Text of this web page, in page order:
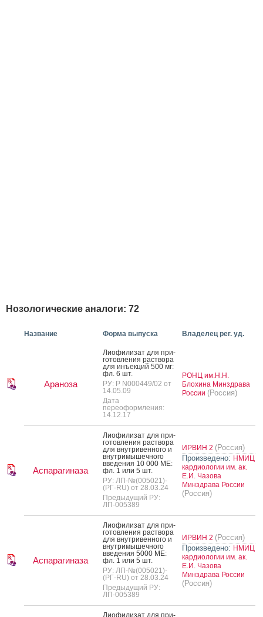
Нозологические аналоги: 72
Название Форма выпуска Владелец рег. уд.
Араноза
Ли­офи­лизат для при­
готов­ле­ния рас­тво­ра
для инъ­ек­ций 500 мг:
фл. 6 шт.
РУ: Р N000449/02 от
14.05.09
Дата
переоформления:
14.12.17
РОНЦ им.Н.Н.
Блохина Минздрава
России (Россия)
Аспарагиназа
Ли­офи­лизат для при­
готов­ле­ния рас­тво­ра
для внут­ри­вен­но­го и
внут­ри­мышеч­но­го
вве­дения 10 000 МЕ:
фл. 1 или 5 шт.
РУ: ЛП-№(005021)-
(РГ-RU) от 28.03.24
Предыдущий РУ:
ЛП-005389
ИРВИН 2 (Россия)
Произведено: НМИЦ
кардиологии им. ак.
Е.И. Чазова
Минздрава России
(Россия)
Аспарагиназа
Ли­офи­лизат для при­
готов­ле­ния рас­тво­ра
для внут­ри­вен­но­го и
внут­ри­мышеч­но­го
вве­дения 5000 МЕ:
фл. 1 или 5 шт.
РУ: ЛП-№(005021)-
(РГ-RU) от 28.03.24
Предыдущий РУ:
ЛП-005389
ИРВИН 2 (Россия)
Произведено: НМИЦ
кардиологии им. ак.
Е.И. Чазова
Минздрава России
(Россия)
Ли­офи­лизат для при­